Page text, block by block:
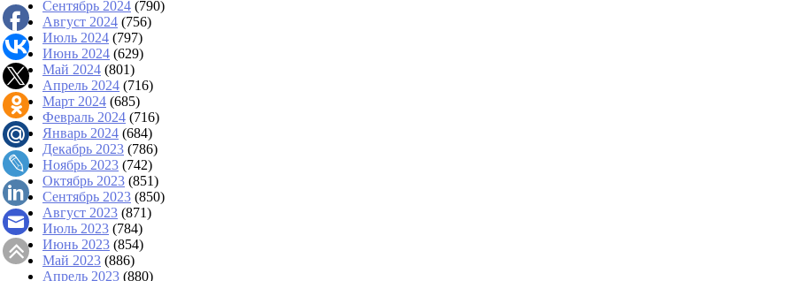
Сентябрь 2024 (790)
Август 2024 (756)
Июль 2024 (797)
Июнь 2024 (629)
Май 2024 (801)
Апрель 2024 (716)
Март 2024 (685)
Февраль 2024 (716)
Январь 2024 (684)
Декабрь 2023 (786)
Ноябрь 2023 (742)
Октябрь 2023 (851)
Сентябрь 2023 (850)
Август 2023 (871)
Июль 2023 (784)
Июнь 2023 (854)
Май 2023 (886)
Апрель 2023 (880)